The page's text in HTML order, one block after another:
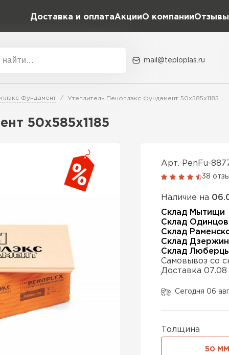
Доставка и оплатаАкцииО компанииОтзывы
mail@teploplas.ru
Фундамент Утеплитель Пеноплэкс Фундамент 50х585х1185
50х585х1185
Арт. PenFu-
38
Наличие на
Склад Мытищи
Склад
Склад
Склад
Склад
Самовывоз со
Доставка 07.08
Сегодня 06
Толщина
50 ММ